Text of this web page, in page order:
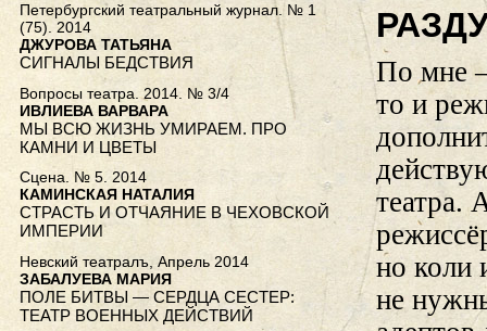
По мне
то и
театра.
но коли
не
Петербургский театральный журнал. № 1
(75). 2014
ДЖУРОВА ТАТЬЯНА
СИГНАЛЫ БЕДСТВИЯ
Вопросы театра. 2014. № 3/4
ИВЛИЕВА ВАРВАРА
МЫ ВСЮ ЖИЗНЬ УМИРАЕМ. ПРО
КАМНИ И ЦВЕТЫ
Сцена. № 5. 2014
КАМИНСКАЯ НАТАЛИЯ
СТРАСТЬ И ОТЧАЯНИЕ В ЧЕХОВСКОЙ
ИМПЕРИИ
Невский театралъ, Апрель 2014
ЗАБАЛУЕВА МАРИЯ
ПОЛЕ БИТВЫ — СЕРДЦА СЕСТЕР:
ТЕАТР ВОЕННЫХ ДЕЙСТВИЙ